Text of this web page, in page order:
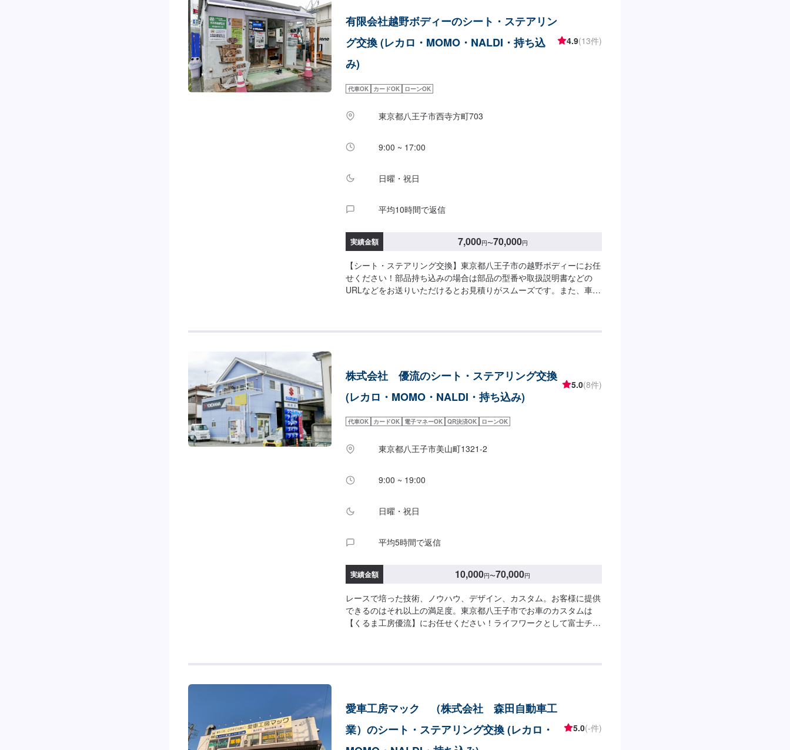
有限会社越野ボディーのシート・ステアリン
グ交換 (レカロ・MOMO・NALDI・持ち込
み)
4.9(13件)
代車OK カードOK ローンOK
東京都八王子市西寺方町703
9:00 ~ 17:00
日曜・祝日
平均10時間で返信
実績金額 7,000円〜70,000円
【シート・ステアリング交換】東京都八王子市の越野ボディーにお任
せください！部品持ち込みの場合は部品の型番や取扱説明書などの
URLなどをお送りいただけるとお見積りがスムーズです。また、車種
自動車に関する全ての事お気軽にご相談下さい。確かな技術を持った
整備士がお客様の大切なお車のメンテナンスを行います。【納期につ
いて】通常:3日〜※車種や状態などにより前後することがあります。
手配などお客様のニーズに応えるお見積もりを実現します。※代車の
出し出来かねる場合もございます。【定休日・営業時間】定休日：日
【2】お見積り【3】お見積りにご納得いただければ作業開始【4】仕
上がり次第納車【ご注意】入庫の際はお気をつけてお越しください。
受付はスタッフへ「メンテモで予約しました」とお伝えください。ご
株式会社 優流のシート・ステアリング交換
(レカロ・MOMO・NALDI・持ち込み)
5.0(8件)
代車OK カードOK 電子マネーOK QR決済OK ローンOK
東京都八王子市美山町1321-2
9:00 ~ 19:00
日曜・祝日
平均5時間で返信
実績金額 10,000円〜70,000円
レースで培った技術、ノウハウ、デザイン、カスタム。お客様に提供
できるのはそれ以上の満足度。東京都八王子市でお車のカスタムは
【くるま工房優流】にお任せください！ライフワークとして富士チャ
さんのわがままにできる限り答える。・面倒くさいを仕事にする。・
おもてなしをすると言う謙虚な姿勢で応対する。私たちの企業理念は
基本中の基本かもしれません。それでも実直に着実に真っすぐに基本
へこだわりたいと思っています。【1】オファーにてお問い合わせ
愛車工房マック （株式会社 森田自動車工
業）のシート・ステアリング交換 (レカロ・
5.0(-件)